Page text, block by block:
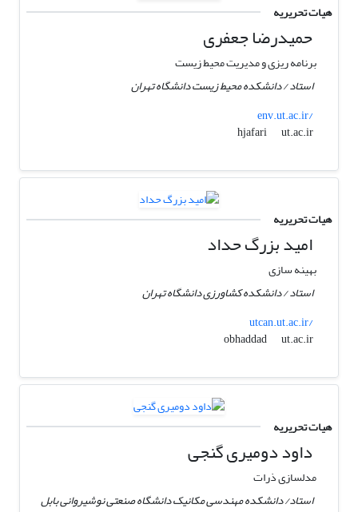
هیات تحریریه
حمیدرضا جعفری
برنامه ریزی و مدیریت محیط زیست
استاد / دانشکده محیط زیست دانشگاه تهران
env.ut.ac.ir/
hjafari
ut.ac.ir
هیات تحریریه
امید بزرگ حداد
بهینه سازی
استاد / دانشکده کشاورزی دانشگاه تهران
utcan.ut.ac.ir/
obhaddad
ut.ac.ir
هیات تحریریه
داود دومیری گنجی
مدلسازی ذرات
استاد/ دانشکده مهندسی مکانیک دانشگاه صنعتی نوشیروانی بابل